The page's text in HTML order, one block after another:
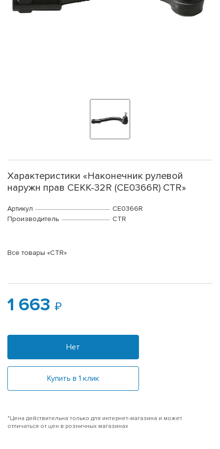
Характеристики «Наконечник рулевой
наружн прав CEKK-32R (CE0366R) CTR»
Артикул
CE0366R
Производитель
CTR
Все товары «CTR»
1 663
Нет
Купить в 1 клик
*Цена действительна только для интернет-магазина и может
отличаться от цен в розничных магазинах